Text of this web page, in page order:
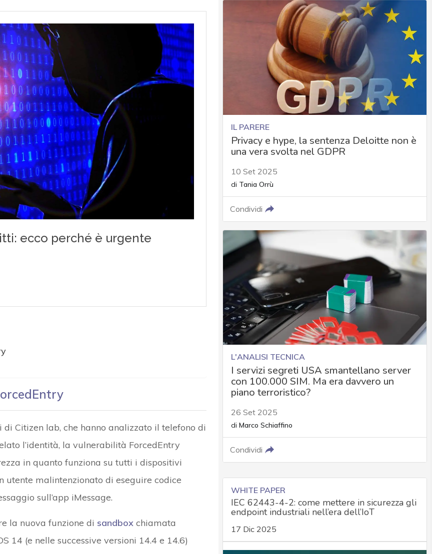
Citizen lab, che hanno analizzato il telefono di
l’identità, la vulnerabilità ForcedEntry
in quanto funziona su tutti i dispositivi
utente malintenzionato di eseguire codice
sull’app iMessage.
la nuova funzione di sandboxchiamata
14 (e nelle successive versioni 14.4 e 14.6)
IL PARERE
Privacy e hype, la sentenza Deloitte non è
una vera svolta nel GDPR
10 Set 2025
di Tania Orrù
Condividi
L'ANALISI TECNICA
I servizi segreti USA smantellano server
con 100.000 SIM. Ma era davvero un
piano terroristico?
26 Set 2025
di Marco Schiaffino
Condividi
WHITE PAPER
IEC 62443-4-2: come mettere in sicurezza gli
endpoint industriali nell’era dell’IoT
17 Dic 2025